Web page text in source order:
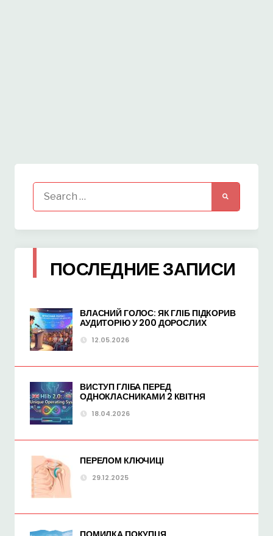
Search
for:
ПОСЛЕДНИЕ ЗАПИСИ
ВЛАСНИЙ ГОЛОС: ЯК ГЛІБ ПІДКОРИВ
АУДИТОРІЮ У 200 ДОРОСЛИХ
12.05.2026
ВИСТУП ГЛІБА ПЕРЕД
ОДНОКЛАСНИКАМИ 2 КВІТНЯ
18.04.2026
ПЕРЕЛОМ КЛЮЧИЦІ
29.12.2025